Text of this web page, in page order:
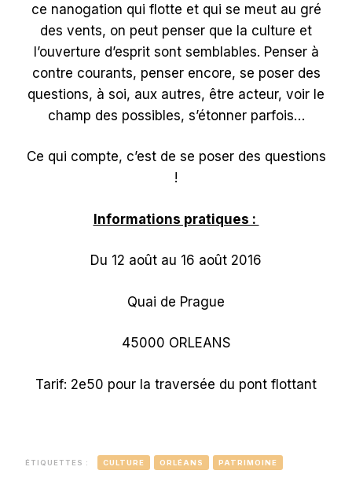
ce nanogation qui flotte et qui se meut au gré
des vents, on peut penser que la culture et
l’ouverture d’esprit sont semblables. Penser à
contre courants, penser encore, se poser des
questions, à soi, aux autres, être acteur, voir le
champ des possibles, s’étonner parfois…
Ce qui compte, c’est de se poser des questions
!
Informations pratiques :
Du 12 août au 16 août 2016
Quai de Prague
45000 ORLEANS
Tarif: 2e50 pour la traversée du pont flottant
ÉTIQUETTES : CULTURE ORLÉANS PATRIMOINE